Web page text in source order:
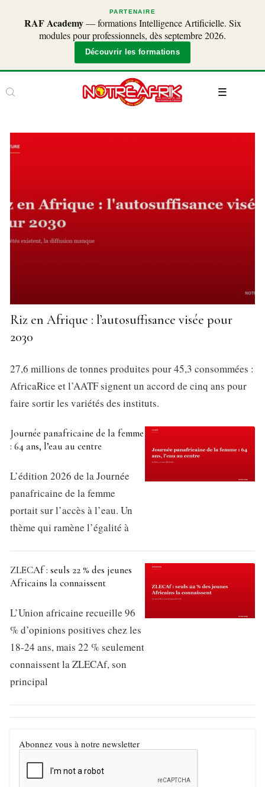
PARTENAIRE
RAF Academy— formations Intelligence Artificielle. Six
modules pour professionnels, dès septembre 2026.
Découvrir les formations
Riz en Afrique : l’autosuffisance visée pour
2030
27,6 millions de tonnes produites pour 45,3 consommées :
AfricaRice et l’AATF signent un accord de cinq ans pour
faire sortir les variétés des instituts.
Journée panafricaine de la femme
: 64 ans, l’eau au centre
L’édition 2026 de la Journée
panafricaine de la femme
portait sur l’accès à l’eau. Un
thème qui ramène l’égalité à
ZLECAf : seuls 22 % des jeunes
Africains la connaissent
L’Union africaine recueille 96
% d’opinions positives chez les
18-24 ans, mais 22 % seulement
connaissent la ZLECAf, son
principal
Abonnez vous à notre newsletter